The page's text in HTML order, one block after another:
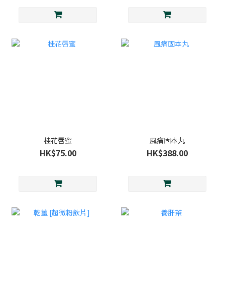
桂花唇蜜
HK$75.00
風痛固本丸
HK$388.00